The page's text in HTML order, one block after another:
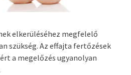
elkerüléséhez megfelelő
szükség. Az effajta fertőzések
a megelőzés ugyanolyan